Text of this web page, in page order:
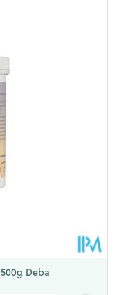
Zonder
(15°C -
Deba